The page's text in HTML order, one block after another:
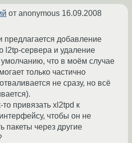
от anonymous 16.09.2008
предлагается добавление
l2tp-сервера и удаление
что в моём случае
только частично
не сразу, но всё
привязать xl2tpd к
чтобы он не
пакеты через другие